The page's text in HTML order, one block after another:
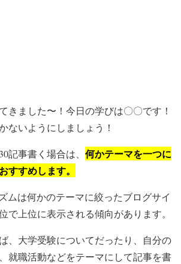
きました〜！今日の学びは〇〇です！
ないようにしましょう！
記事書く場合は、 何かテーマを一つに
すすめします。
ムは何かのテーマに絞ったブログサイ
で上位に表示される傾向があります。
、大学受験についてだったり、自分の
就職活動などをテーマにして記事を書